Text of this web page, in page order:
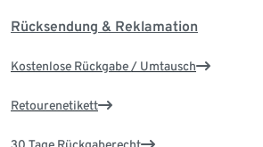
Rücksendung & Reklamation
Kostenlose Rückgabe / Umtausch
Retourenetikett